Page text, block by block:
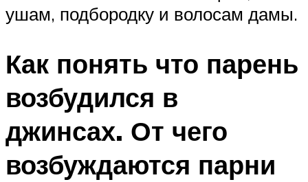
ушам, подбородку и волосам дамы.
Как понять что парень
возбудился в
джинсах. От чего
возбуждаются парни